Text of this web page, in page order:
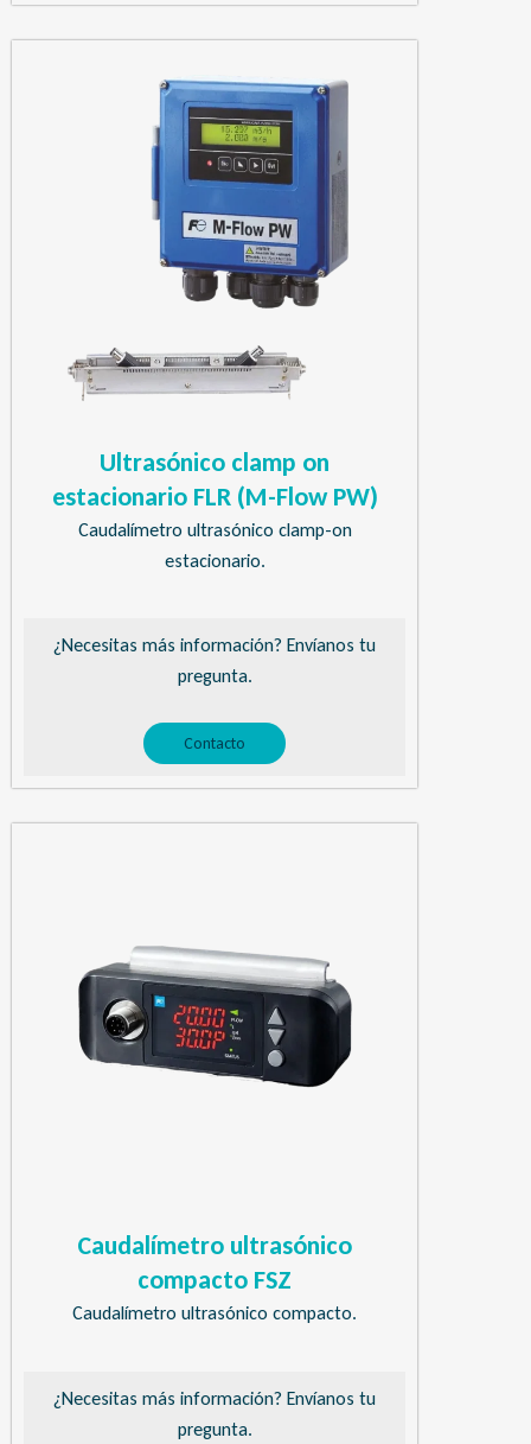
Ultrasónico clamp on
estacionario FLR (M-Flow PW)
Caudalímetro ultrasónico clamp-on
estacionario.
¿Necesitas más información? Envíanos tu
pregunta.
Contacto
Caudalímetro ultrasónico
compacto FSZ
Caudalímetro ultrasónico compacto.
¿Necesitas más información? Envíanos tu
pregunta.